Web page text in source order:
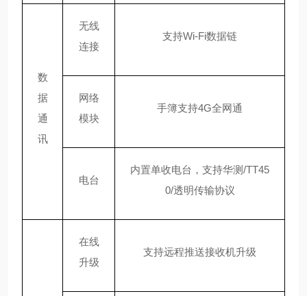
数
据
通
讯
无线
连接
支持Wi-Fi数据链
网络
模块
手簿支持4G全网通
电台
内置单收电台，支持华测/TT45
0/透明传输协议
在线
升级
支持远程推送接收机升级